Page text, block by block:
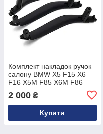
Комплект накладок ручок
салону BMW X5 F15 X6
F16 X5M F85 X6M F86
Чорні | OEM 51417292243
2 000 ₴
Купити